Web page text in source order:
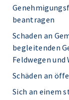
beantragen
Schaden an
begleitenden
Feldwegen und
Schäden an
Sich an einem